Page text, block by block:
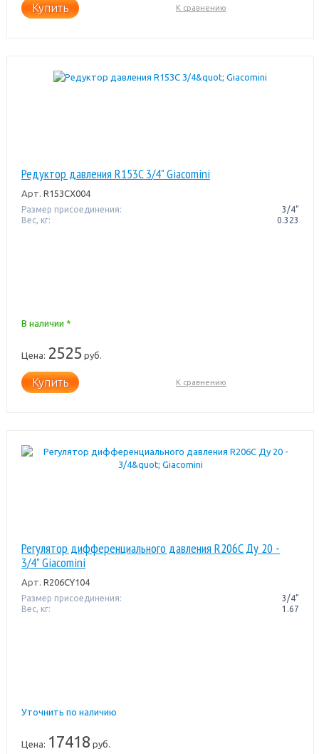
Купить К сравнению
Редуктор давления R153C 3/4" Giacomini
Арт. R153CX004
Размер присоединения:
3/4"
Вес, кг:
0.323
В наличии *
Цена: 2525 руб.
Купить К сравнению
Регулятор дифференциального давления R206C Ду 20 -
3/4" Giacomini
Арт. R206CY104
Размер присоединения:
3/4"
Вес, кг:
1.67
Уточнить по наличию
Цена: 17418 руб.